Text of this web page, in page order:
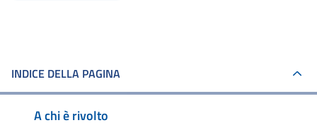
INDICE DELLA PAGINA
A chi è rivolto